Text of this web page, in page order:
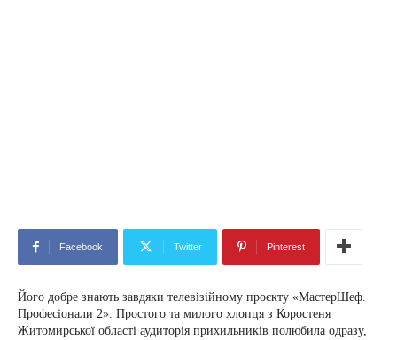
Facebook Twitter Pinterest
Його добре знають завдяки телевізійному проєкту «МастерШеф.
Професіонали 2». Простого та милого хлопця з Коростеня
Житомирської області аудиторія прихильників полюбила одразу,